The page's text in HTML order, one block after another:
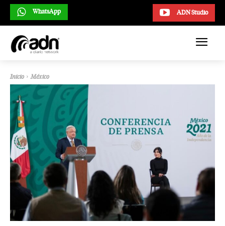
ADN Studio
WhatsApp
Inicio México